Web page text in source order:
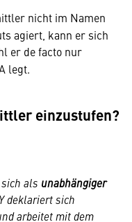
nicht im Namen
agiert, kann er sich
er de facto nur
legt.
einzustufen?
als unabhängiger
deklariert sich
arbeitet mit dem